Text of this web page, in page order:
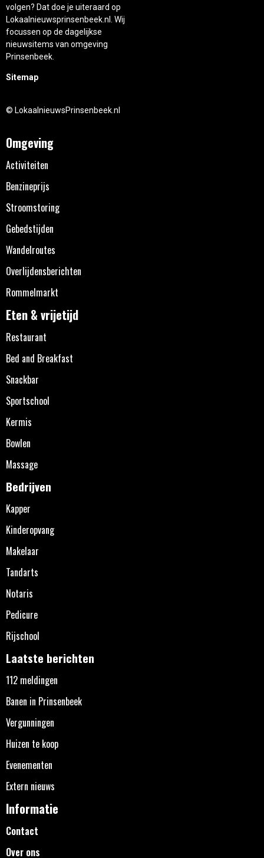
volgen? Dat doe je uiteraard op
Lokaalnieuwsprinsenbeek.nl. Wij
focussen op de dagelijkse
nieuwsitems van omgeving
Prinsenbeek.
Sitemap
© LokaalnieuwsPrinsenbeek.nl
Omgeving
Activiteiten
Benzineprijs
Stroomstoring
Gebedstijden
Wandelroutes
Overlijdensberichten
Rommelmarkt
Eten & vrijetijd
Restaurant
Bed and Breakfast
Snackbar
Sportschool
Kermis
Bowlen
Massage
Bedrijven
Kapper
Kinderopvang
Makelaar
Tandarts
Notaris
Pedicure
Rijschool
Laatste berichten
112 meldingen
Banen in Prinsenbeek
Vergunningen
Huizen te koop
Evenementen
Extern nieuws
Informatie
Contact
Over ons